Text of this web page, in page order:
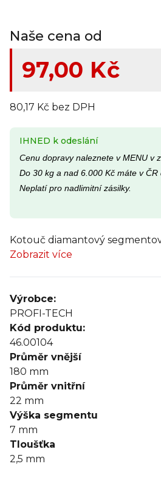
Naše cena od
97,00 Kč
80,17 Kč bez DPH
IHNED k odeslání
Cenu dopravy naleznete v MENU v
Do 30 kg a nad 6.000 Kč máte v ČR
Neplatí pro nadlimitní zásilky.
Kotouč diamantový
Zobrazit více
Výrobce:
PROFI-TECH
Kód produktu:
46.00104
Průměr vnější
180 mm
Průměr vnitřní
22 mm
Výška segmentu
7 mm
Tloušťka
2,5 mm